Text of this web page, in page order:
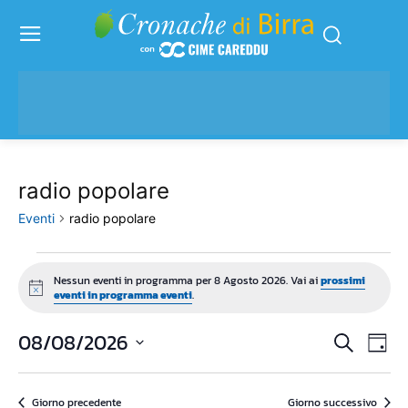
radio popolare
Eventi radio popolare
Eventi
for
8
Agosto
Notice
Nessun eventi in programma per 8 Agosto 2026. Vai aiprossimi
eventi in programma eventi.
Eventi
Cerca
08/08/2026
data.Giorno precedente Giorno successivo